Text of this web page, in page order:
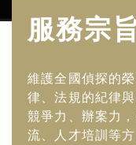
服務宗旨
維護全國偵探的
律、法規的紀律
競爭力、辦案力
流、人才培訓等